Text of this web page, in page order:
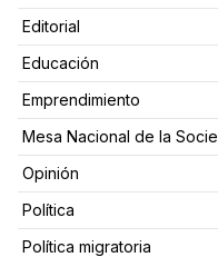
Editorial
Educación
Emprendimiento
Mesa Nacional de la
Opinión
Política
Política migratoria